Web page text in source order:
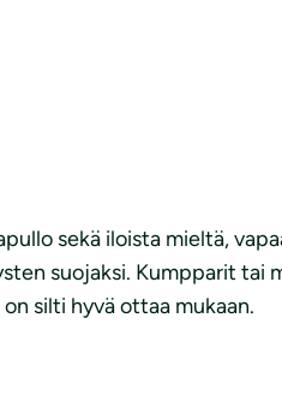
sekä iloista mieltä,
suojaksi. Kumpparit tai
silti hyvä ottaa mukaan.